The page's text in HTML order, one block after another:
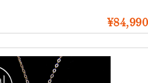
¥84,990